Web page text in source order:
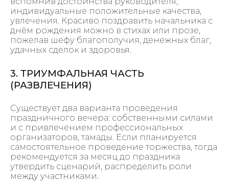
индивидуальные положительные качества,
увлечения. Красиво поздравить начальника с
днём рождения можно в стихах или прозе,
пожелав шефу благополучия, денежных благ,
удачных сделок и здоровья.
3. ТРИУМФАЛЬНАЯ ЧАСТЬ
(РАЗВЛЕЧЕНИЯ)
Существует два варианта проведения
праздничного вечера: собственными силами
и с привлечением профессиональных
организаторов, тамады. Если планируется
самостоятельное проведение торжества, тогда
рекомендуется за месяц до праздника
утвердить сценарий, распределить роли
между участниками.